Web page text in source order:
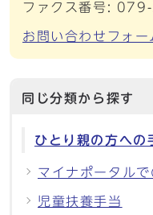
ファクス番号:
お問い合わせフォー
同じ分類から探す
ひとり親の方への
マイナポータル
児童扶養手当